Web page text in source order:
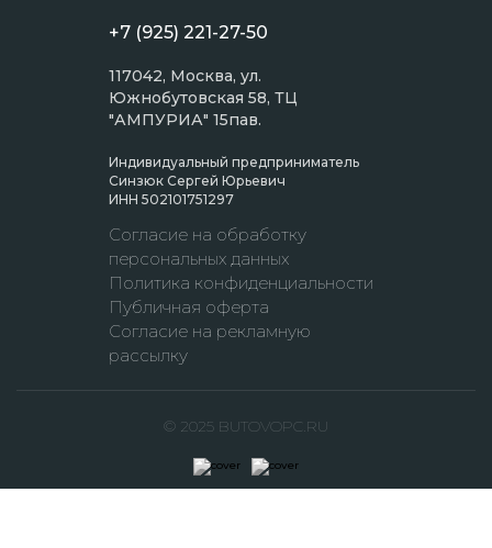
+7 (925) 221-27-50
117042, Москва, ул.
Южнобутовская 58, ТЦ
"АМПУРИА" 15пав.
Индивидуальный предприниматель
Синзюк Сергей Юрьевич
ИНН 502101751297
Согласие на обработку
персональных данных
Политика конфиденциальности
Публичная оферта
Согласие на рекламную
рассылку
© 2025 BUTOVOPC.RU